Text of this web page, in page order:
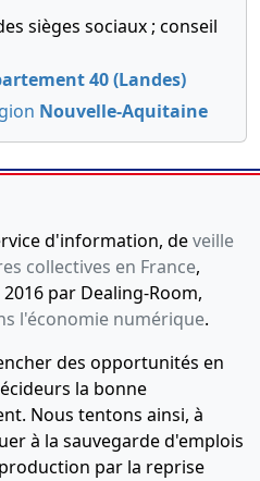
sièges sociaux ; conseil
40 (Landes)
Nouvelle-Aquitaine
d'information, deveille
collectives en France,
par Dealing-Room,
l'économie numérique.
des opportunités en
la bonne
Nous tentons ainsi, à
à la sauvegarde d'emplois
par la reprise